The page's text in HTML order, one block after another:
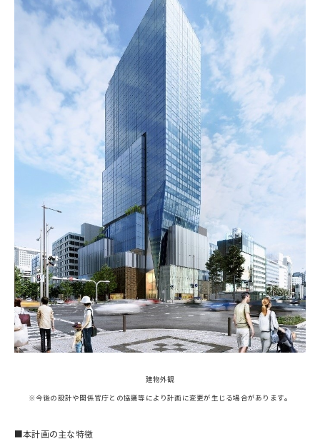
建物外観
※今後の設計や関係官庁との協議等により計画に変更が生じる場合があります。
■本計画の主な特徴